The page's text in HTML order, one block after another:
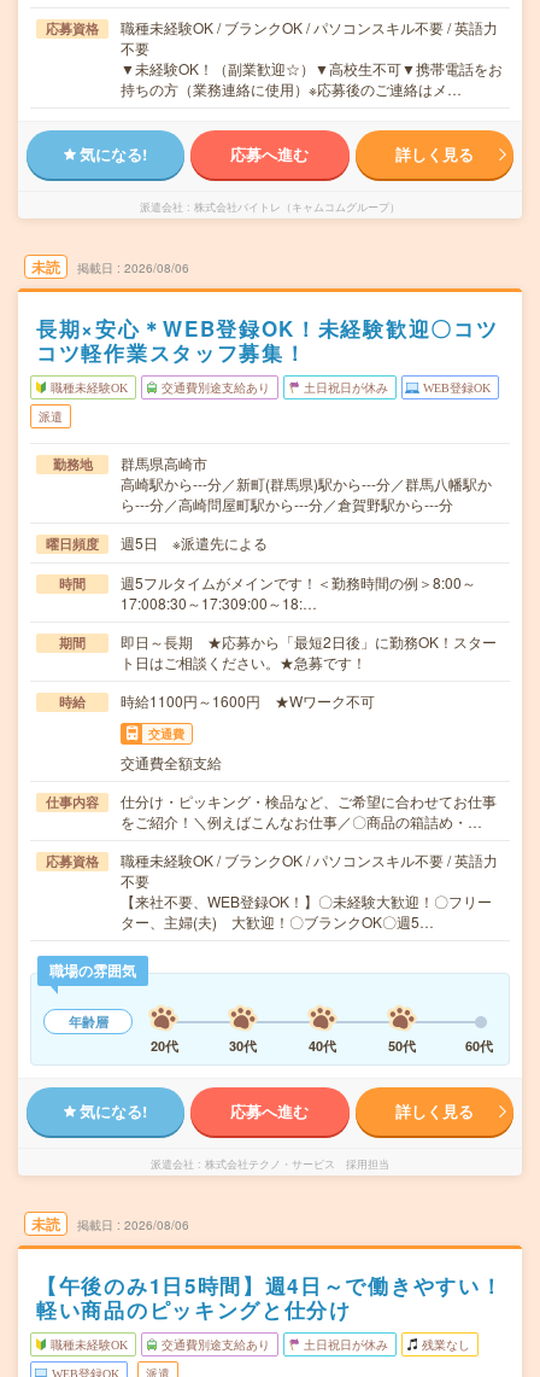
応募資格
職種未経験OK / ブランクOK / パソコンスキル不要 / 英語力
不要
▼未経験OK！（副業歓迎☆）▼高校生不可▼携帯電話をお
持ちの方（業務連絡に使用）※応募後のご連絡はメ…
気になる! 応募へ進む 詳しく見る
派遣会社 株式会社バイトレ（キャムコムグループ）
未読 掲載日 2026/08/06
長期×安心＊WEB登録OK！未経験歓迎〇コツ
コツ軽作業スタッフ募集！
職種未経験OK 交通費別途支給あり 土日祝日が休み WEB登録OK
派遣
勤務地
群馬県高崎市
高崎駅から---分／新町(群馬県)駅から---分／群馬八幡駅か
ら---分／高崎問屋町駅から---分／倉賀野駅から---分
曜日頻度 週5日 ※派遣先による
時間
週5フルタイムがメインです！＜勤務時間の例＞8:00～
17:008:30～17:309:00～18:…
期間
即日～長期 ★応募から「最短2日後」に勤務OK！スター
ト日はご相談ください。★急募です！
時給 時給1100円～1600円 ★Wワーク不可
交通費
交通費全額支給
仕事内容
仕分け・ピッキング・検品など、ご希望に合わせてお仕事
をご紹介！＼例えばこんなお仕事／〇商品の箱詰め・…
応募資格
職種未経験OK / ブランクOK / パソコンスキル不要 / 英語力
不要
【来社不要、WEB登録OK！】〇未経験大歓迎！〇フリー
ター、主婦(夫) 大歓迎！〇ブランクOK〇週5…
職場の雰囲気
年齢層
20代
30代 40代 50代 60代
気になる! 応募へ進む 詳しく見る
派遣会社 株式会社テクノ・サービス 採用担当
未読 掲載日 2026/08/06
【午後のみ1日5時間】週4日～で働きやすい！
軽い商品のピッキングと仕分け
職種未経験OK 交通費別途支給あり 土日祝日が休み 残業なし
WEB登録OK 派遣